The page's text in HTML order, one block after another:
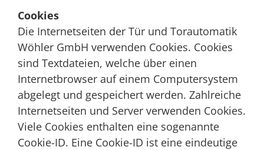
Cookies
Die Internetseiten der Tür und Torautomatik
Wöhler GmbH verwenden Cookies. Cookies
sind Textdateien, welche über einen
Internetbrowser auf einem Computersystem
abgelegt und gespeichert werden. Zahlreiche
Internetseiten und Server verwenden Cookies.
Viele Cookies enthalten eine sogenannte
Cookie-ID. Eine Cookie-ID ist eine eindeutige